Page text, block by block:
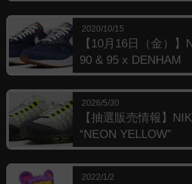
2020/10/15
【10月16日（金）
90 & 95 x DENHAM
2026/5/30
【抽選販売情報】
“NEON YELLOW”
2022/1/2